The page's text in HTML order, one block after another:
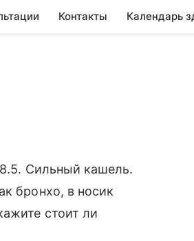
Контакты Календарь
Сильный кашель.
бронхо, в носик
стоит ли